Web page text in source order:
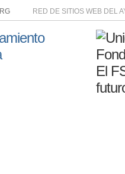
RED DE SITIOS WEB DEL